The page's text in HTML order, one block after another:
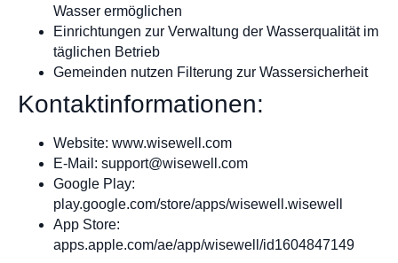
Wasser ermöglichen
Einrichtungen zur Verwaltung der Wasserqualität im
täglichen Betrieb
Gemeinden nutzen Filterung zur Wassersicherheit
Kontaktinformationen:
Website: www.wisewell.com
E-Mail: support@wisewell.com
Google Play:
play.google.com/store/apps/wisewell.wisewell
App Store:
apps.apple.com/ae/app/wisewell/id1604847149